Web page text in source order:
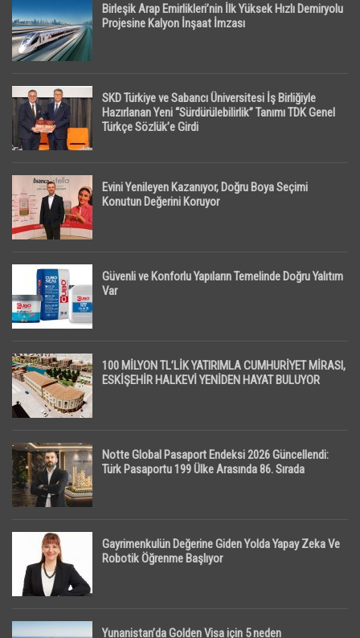
Birleşik Arap Emirlikleri’nin İlk Yüksek Hızlı Demiryolu
Projesine Kalyon İnşaat İmzası
SKD Türkiye ve Sabancı Üniversitesi İş Birliğiyle
Hazırlanan Yeni “Sürdürülebilirlik” Tanımı TDK Genel
Türkçe Sözlük’e Girdi
Evini Yenileyen Kazanıyor, Doğru Boya Seçimi
Konutun Değerini Koruyor
Güvenli ve Konforlu Yapıların Temelinde Doğru Yalıtım
Var
100 MİLYON TL’LİK YATIRIMLA CUMHURİYET MİRASI,
ESKİŞEHİR HALKEVİ YENİDEN HAYAT BULUYOR
Notte Global Pasaport Endeksi 2026 Güncellendi:
Türk Pasaportu 199 Ülke Arasında 86. Sırada
Gayrimenkulün Değerine Giden Yolda Yapay Zeka Ve
Robotik Öğrenme Başlıyor
Yunanistan’da Golden Visa için 5 neden